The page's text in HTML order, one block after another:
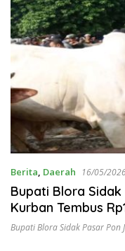
Berita, Daerah 16/05/
Bupati Blora Sidak
Kurban Tembus
Bupati Blora Sidak Pasar Pon